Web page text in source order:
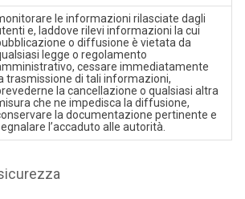
le informazioni rilasciate dagli
e, laddove rilevi informazioni la cui
o diffusione è vietata da
legge o regolamento
cessare immediatamente
trasmissione di tali informazioni,
la cancellazione o qualsiasi altra
che ne impedisca la diffusione,
la documentazione pertinente e
l’accaduto alle autorità.